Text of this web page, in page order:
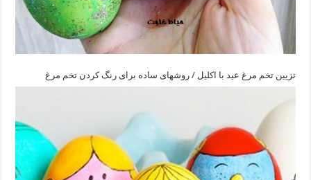
تزیین تخم مرغ عید با اکلیل / روشهای ساده برای رنگ کردن تخم مرغ